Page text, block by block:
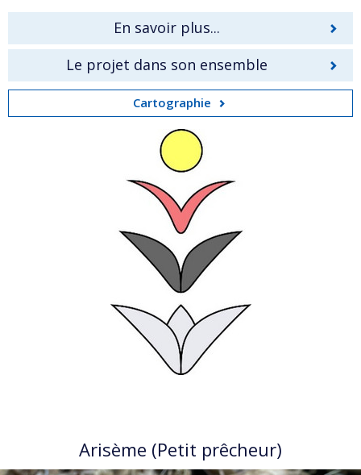
En savoir plus...
Le projet dans son ensemble
Cartographie
Arisème (Petit prêcheur)